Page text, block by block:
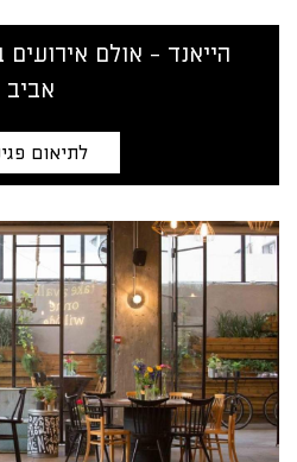
הייאנד - אולם
אביב
לתיאום